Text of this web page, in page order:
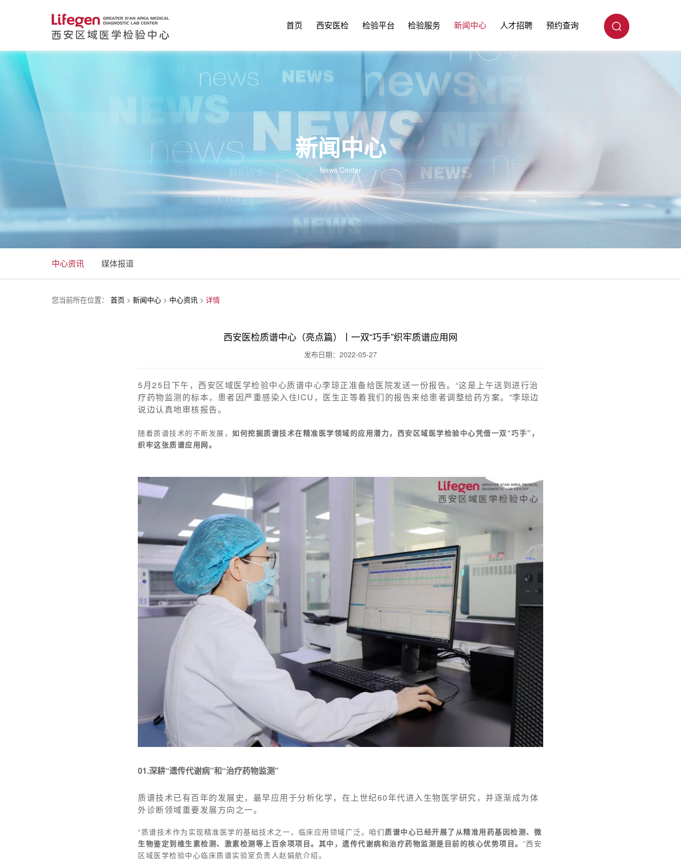
首页 西安医检 检验平台 检验服务 新闻中心 人才招聘 预约查询
新闻中心
News Center
中心资讯 媒体报道
您当前所在位置： 首页 > 新闻中心 > 中心资讯 > 详情
西安医检质谱中心（亮点篇）丨一双“巧手”织牢质谱应用网
发布日期：2022-05-27
5月25日下午，西安区域医学检验中心质谱中心李琼正准备给医院发送一份报告。“这是上午送到进行治
疗药物监测的标本，患者因严重感染入住ICU，医生正等着我们的报告来给患者调整给药方案。”李琼边
说边认真地审核报告。
随着质谱技术的不断发展， 如何挖掘质谱技术在精准医学领域的应用潜力，西安区域医学检验中心凭借一双“巧手”，
织牢这张质谱应用网。
01.深耕“遗传代谢病”和“治疗药物监测”
质谱技术已有百年的发展史，最早应用于分析化学，在上世纪60年代进入生物医学研究，并逐渐成为体
外诊断领域重要发展方向之一。
“质谱技术作为实现精准医学的基础技术之一，临床应用领域广泛。咱们质谱中心已经开展了从精准用药基因检测、微
生物鉴定到维生素检测、激素检测等上百余项项目。其中，遗传代谢病和治疗药物监测是目前的核心优势项目。 ”西安
区域医学检验中心临床质谱实验室负责人赵娟航介绍。